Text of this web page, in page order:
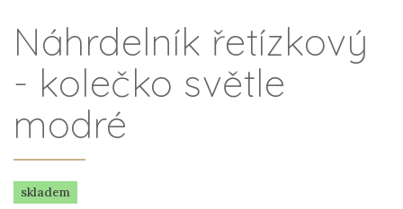
Náhrdelník řetízkový
- kolečko světle
modré
skladem